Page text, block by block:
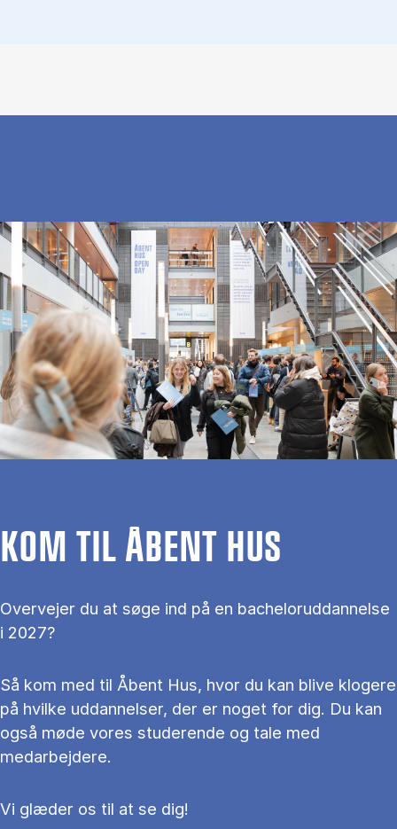
KOM TIL ÅBENT HUS
Overvejer du at søge ind på en bacheloruddannelse
i 2027?
Så kom med til Åbent Hus, hvor du kan blive klogere
på hvilke uddannelser, der er noget for dig. Du kan
også møde vores studerende og tale med
medarbejdere.
Vi glæder os til at se dig!